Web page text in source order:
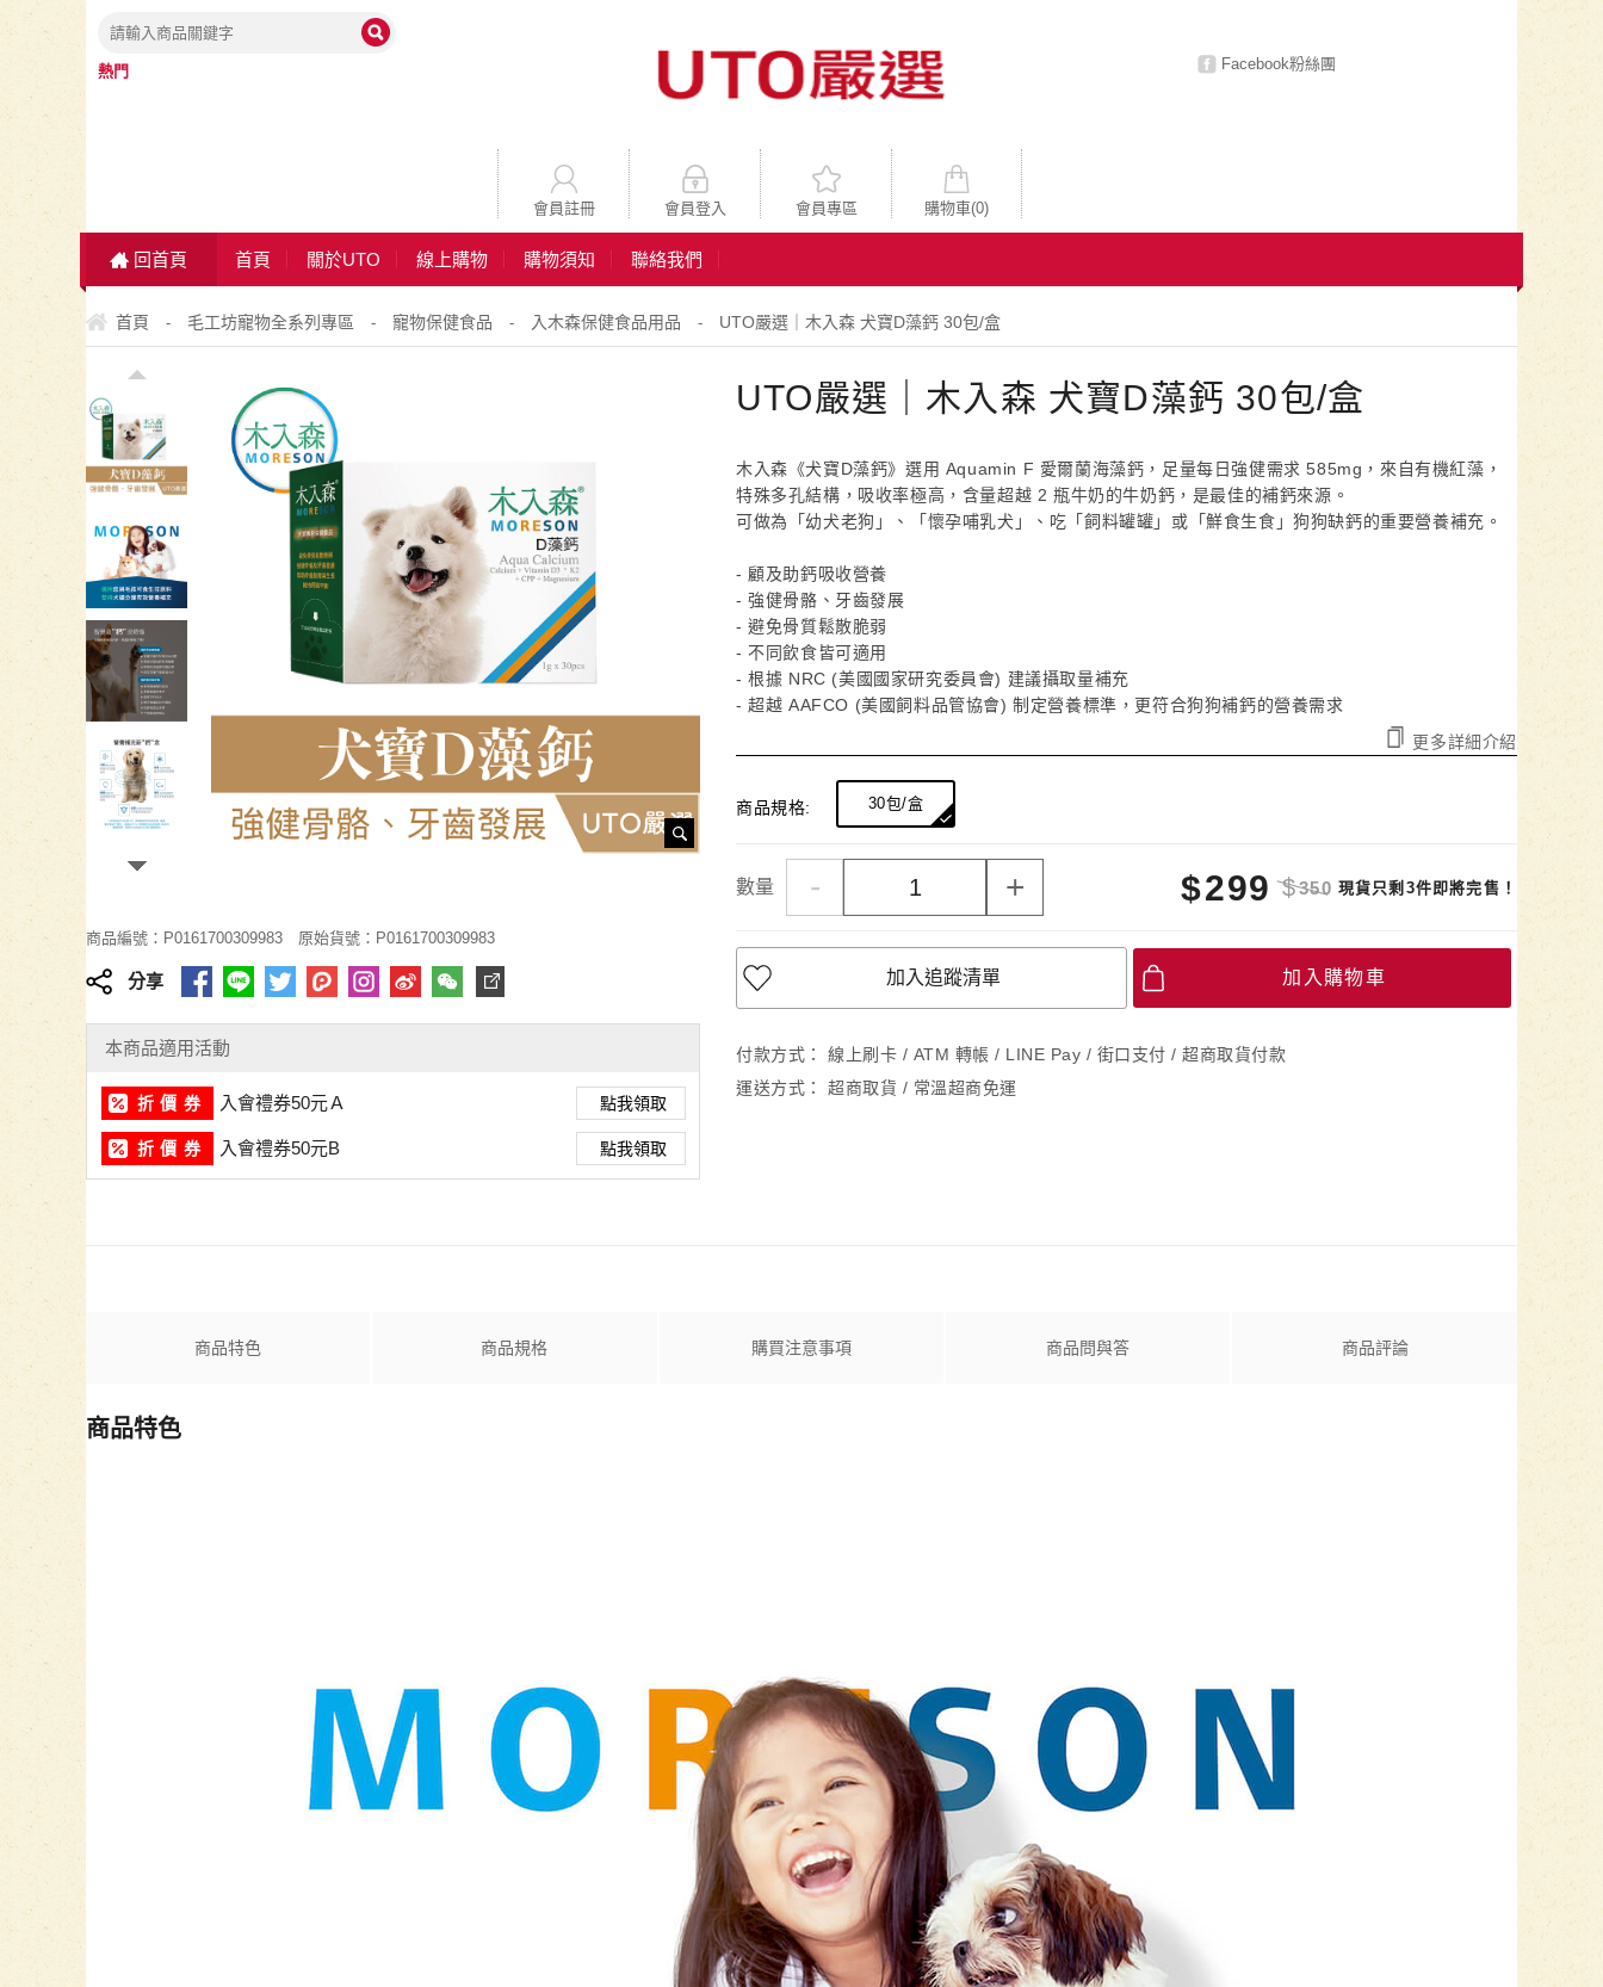
Facebook粉絲團
熱門
會員註冊 會員登入 會員專區 購物車(0)
回首頁 首頁 關於UTO 線上購物 購物須知 聯絡我們
首頁 - 毛工坊寵物全系列專區 - 寵物保健食品 - 入木森保健食品用品 - UTO嚴選｜木入森 犬寶D藻鈣 30包/盒
商品編號：P0161700309983 原始貨號：P0161700309983
分享
本商品適用活動
折 價 券 入會禮券50元Ａ 點我領取
折 價 券 入會禮券50元B 點我領取
UTO嚴選｜木入森 犬寶D藻鈣 30包/盒
木入森《犬寶D藻鈣》選用 Aquamin F 愛爾蘭海藻鈣，足量每日強健需求 585mg，來自有機紅藻，
特殊多孔結構，吸收率極高，含量超越 2 瓶牛奶的牛奶鈣，是最佳的補鈣來源。
可做為「幼犬老狗」、「懷孕哺乳犬」、吃「飼料罐罐」或「鮮食生食」狗狗缺鈣的重要營養補充。
- 顧及助鈣吸收營養
- 強健骨骼、牙齒發展
- 避免骨質鬆散脆弱
- 不同飲食皆可適用
- 根據 NRC (美國國家研究委員會) 建議攝取量補充
- 超越 AAFCO (美國飼料品管協會) 制定營養標準，更符合狗狗補鈣的營養需求
更多詳細介紹
商品規格: 30包/盒
數量 - + $299 $350 現貨只剩3件即將完售！
加入追蹤清單 加入購物車
付款方式：
線上刷卡 / ATM 轉帳 / LINE Pay / 街口支付 / 超商取貨付款
運送方式：
超商取貨 / 常溫超商免運
商品特色 商品規格 購買注意事項 商品問與答 商品評論
商品特色